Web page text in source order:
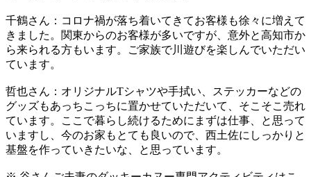
千鶴さん：コロナ禍が落ち着いてきてお客様も徐々に増えて
きました。関東からのお客様が多いですが、意外と高知市か
ら来られる方もいます。ご家族で川遊びを楽しんでいただい
ています。
哲也さん：オリジナルTシャツや手拭い、ステッカーなどの
グッズもあっちこっちに置かせていただいて、そこそこ売れ
ています。ここで暮らし続けるためにまずは仕事、と思って
いますし、今のお家もとても良いので、西土佐にしっかりと
基盤を作っていきたいな、と思っています。